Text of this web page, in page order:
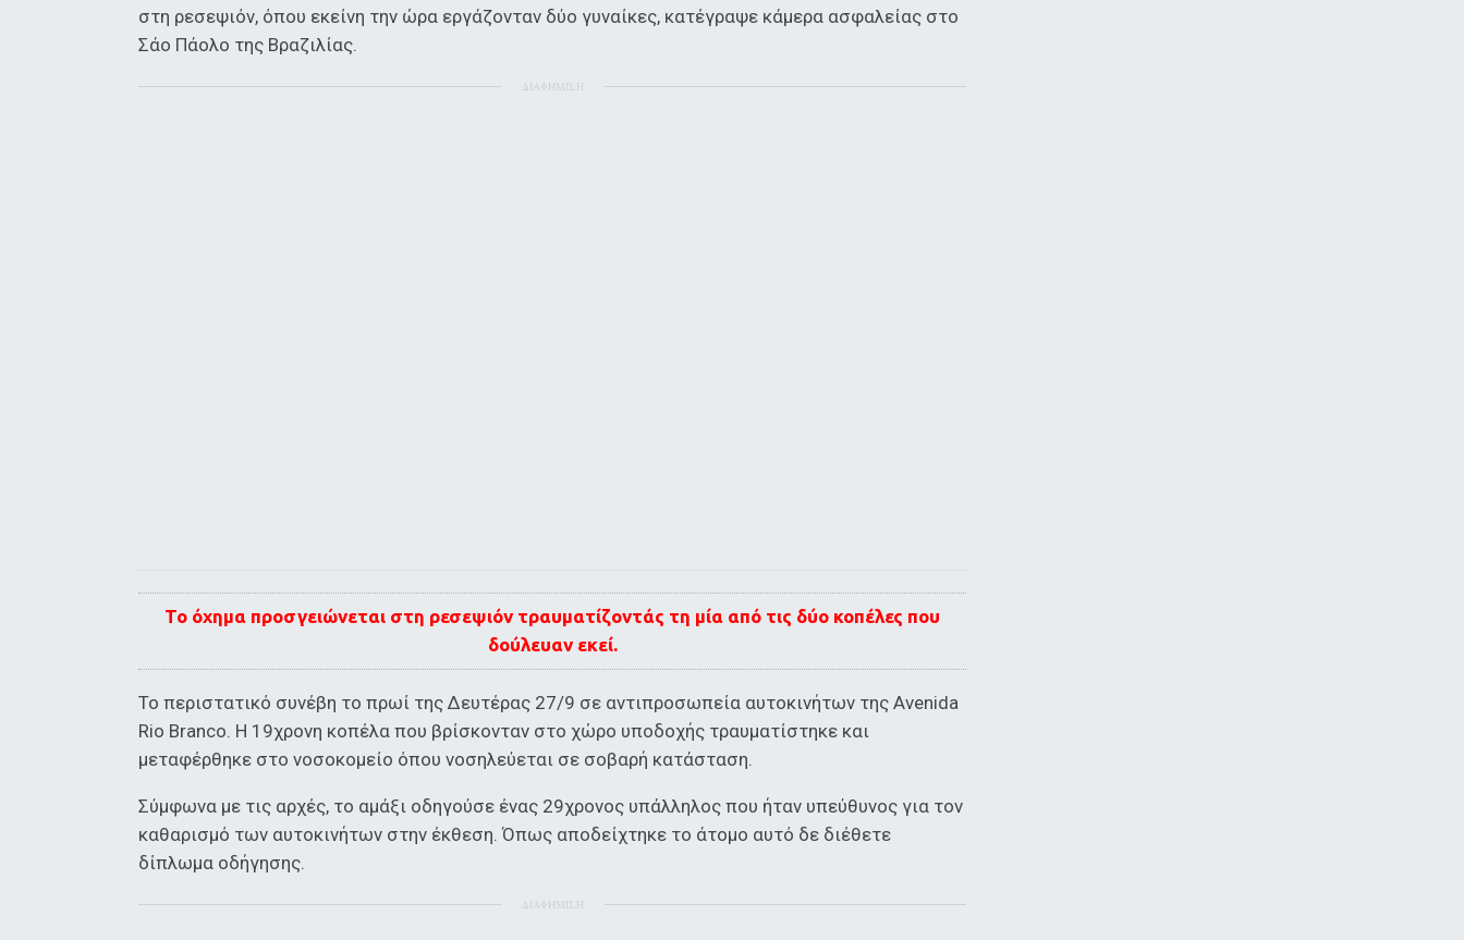
στη ρεσεψιόν, όπου εκείνη την ώρα εργάζονταν δύο γυναίκες, κατέγραψε κάμερα ασφαλείας στο
Σάο Πάολο της Βραζιλίας.
ΔΙΑΦΗΜΙΣΗ
Το όχημα προσγειώνεται στη ρεσεψιόν τραυματίζοντάς τη μία από τις δύο κοπέλες που
δούλευαν εκεί.
Το περιστατικό συνέβη το πρωί της Δευτέρας 27/9 σε αντιπροσωπεία αυτοκινήτων της Avenida
Rio Branco. Η 19χρονη κοπέλα που βρίσκονταν στο χώρο υποδοχής τραυματίστηκε και
μεταφέρθηκε στο νοσοκομείο όπου νοσηλεύεται σε σοβαρή κατάσταση.
Σύμφωνα με τις αρχές, το αμάξι οδηγούσε ένας 29χρονος υπάλληλος που ήταν υπεύθυνος για τον
καθαρισμό των αυτοκινήτων στην έκθεση. Όπως αποδείχτηκε το άτομο αυτό δε διέθετε
δίπλωμα οδήγησης.
ΔΙΑΦΗΜΙΣΗ